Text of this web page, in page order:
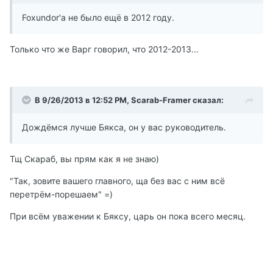
Foxundor'а не было ещё в 2012 году.
Только что же Варг говорил, что 2012-2013...
В 9/26/2013 в 12:52 PM, Scarab-Framer сказал:
Дождёмся лучше Бякса, он у вас руководитель.
Тщ Скараб, вы прям как я не знаю)
"Так, зовите вашего главного, ща без вас с ним всё
перетрём-порешаем" =)
При всём уважении к Бяксу, царь он пока всего месяц.